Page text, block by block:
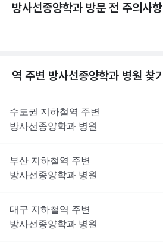
방사선종양학과 방문 전 주의사항
역 주변 방사선종양학과 병원 찾기
수도권 지하철역 주변
방사선종양학과 병원
부산 지하철역 주변
방사선종양학과 병원
대구 지하철역 주변
방사선종양학과 병원